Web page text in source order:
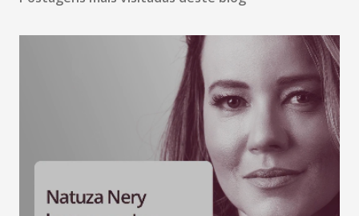
LinkedIn, VISA, Grupo 3corações, TikTok e M. Dias Branco.
A nova edição chega em um momento em que autenticidade
e consistência ganham peso nas conversas sobre marca,
liderança e estratégia. - Vivemos um momento em que todo
mundo fala muito e poucos entregam de verdade. O NM2B
sempre existiu para dar palco a quem constrói com
consistência, e nesta edição isso fica ainda mais claro.
Vamos reforçar que ser genuíno sustenta a confiança entre